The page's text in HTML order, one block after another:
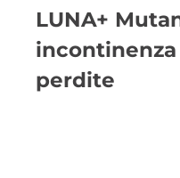
LUNA+
perdite